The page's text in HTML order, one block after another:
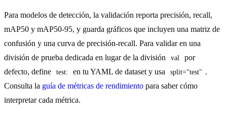
Para modelos de detección, la validación reporta precisión, recall,
mAP50 y mAP50-95, y guarda gráficos que incluyen una matriz de
confusión y una curva de precisión-recall. Para validar en una
división de prueba dedicada en lugar de la división
val
por
defecto, define
test: en tu YAML de dataset y usa split="test" .
Consulta la guía de métricas de rendimiento para saber cómo
interpretar cada métrica.